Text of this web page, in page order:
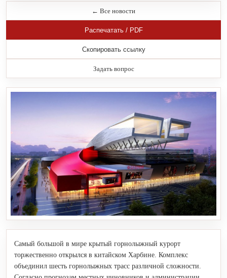
← Все новости
Распечатать / PDF
Скопировать ссылку
Задать вопрос
Самый большой в мире крытый горнолыжный курорт
торжественно открылся в китайском Харбине. Комплекс
объединил шесть горнолыжных трасс различной сложности.